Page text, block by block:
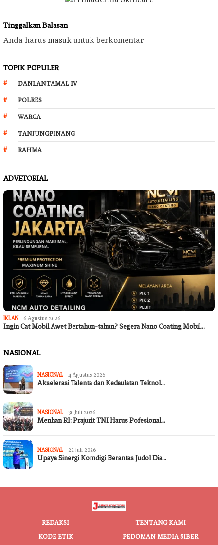
Tinggalkan Balasan
Anda harus masuk untuk berkomentar.
TOPIK POPULER
DANLANTAMAL IV
POLRES
WARGA
TANJUNGPINANG
RAHMA
ADVETORIAL
IKLAN 6 Agustus 2026
Ingin Cat Mobil Awet Bertahun-tahun? Segera Nano Coating Mobil…
NASIONAL
NASIONAL 4 Agustus 2026
Akselerasi Talenta dan Kedaulatan Teknol…
NASIONAL 30 Juli 2026
Menhan RI: Prajurit TNI Harus Pofesional…
NASIONAL 22 Juli 2026
Upaya Sinergi Komdigi Berantas Judol Dia…
REDAKSI
TENTANG KAMI
KODE ETIK
PEDOMAN MEDIA SIBER